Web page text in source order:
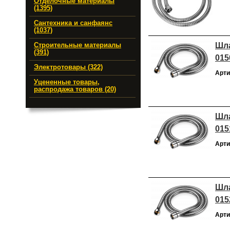
(1395)
Сантехника и санфаянс
(1037)
Строительные материалы
(391)
Электротовары (322)
Уцененные товары,
распродажа товаров (20)